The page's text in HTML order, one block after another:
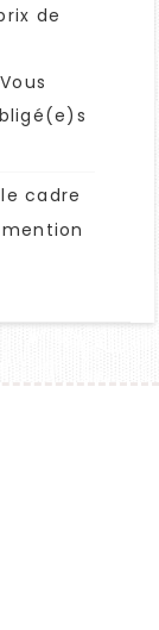
de
cadre